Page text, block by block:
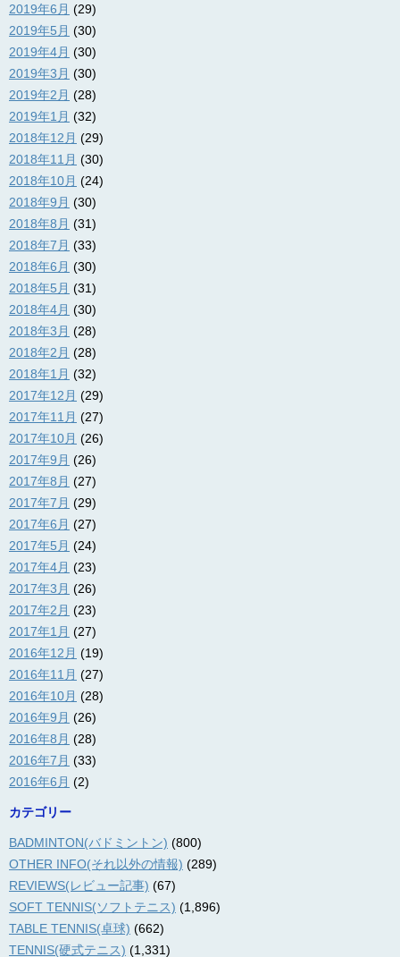
2019年6月 (29)
2019年5月 (30)
2019年4月 (30)
2019年3月 (30)
2019年2月 (28)
2019年1月 (32)
2018年12月 (29)
2018年11月 (30)
2018年10月 (24)
2018年9月 (30)
2018年8月 (31)
2018年7月 (33)
2018年6月 (30)
2018年5月 (31)
2018年4月 (30)
2018年3月 (28)
2018年2月 (28)
2018年1月 (32)
2017年12月 (29)
2017年11月 (27)
2017年10月 (26)
2017年9月 (26)
2017年8月 (27)
2017年7月 (29)
2017年6月 (27)
2017年5月 (24)
2017年4月 (23)
2017年3月 (26)
2017年2月 (23)
2017年1月 (27)
2016年12月 (19)
2016年11月 (27)
2016年10月 (28)
2016年9月 (26)
2016年8月 (28)
2016年7月 (33)
2016年6月 (2)
カテゴリー
BADMINTON(バドミントン) (800)
OTHER INFO(それ以外の情報) (289)
REVIEWS(レビュー記事) (67)
SOFT TENNIS(ソフトテニス) (1,896)
TABLE TENNIS(卓球) (662)
TENNIS(硬式テニス) (1,331)